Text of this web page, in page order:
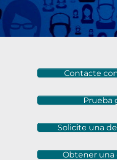
Contacte
Prueba
Solicite una
Obtener una